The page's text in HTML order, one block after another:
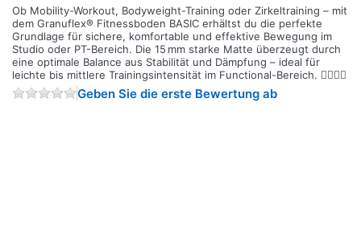
Ob Mobility-Workout, Bodyweight-Training oder Zirkeltraining – mit
dem Granuflex® Fitnessboden BASIC erhältst du die perfekte
Grundlage für sichere, komfortable und effektive Bewegung im
Studio oder PT-Bereich. Die 15 mm starke Matte überzeugt durch
eine optimale Balance aus Stabilität und Dämpfung – ideal für
leichte bis mittlere Trainingsintensität im Functional-Bereich. 🧘‍♂️🏋️‍♀️
Geben Sie die erste Bewertung ab